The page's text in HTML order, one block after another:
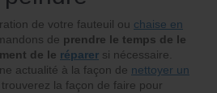
de votre fauteuil ou chaise en
de prendre le temps de le
de le réparer si nécessaire.
actualité à la façon de nettoyer un
trouverez la façon de faire pour